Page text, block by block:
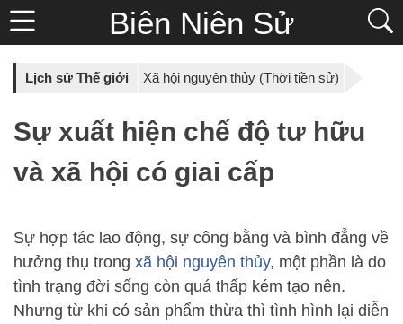
Biên Niên Sử
Lịch sử Thế giới Xã hội nguyên thủy (Thời tiền sử)
Sự xuất hiện chế độ tư hữu
và xã hội có giai cấp
Sự hợp tác lao động, sự công bằng và bình đẳng về
hưởng thụ trong xã hội nguyên thủy, một phần là do
tình trạng đời sống còn quá thấp kém tạo nên.
Nhưng từ khi có sản phẩm thừa thì tình hình lại diễn